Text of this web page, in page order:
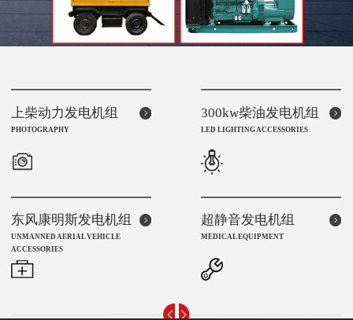
上柴动力发电机组
PHOTOGRAPHY
300kw柴油发电机组
LED LIGHTING ACCESSORIES
东风康明斯发电机组
UNMANNED AERIAL VEHICLE
ACCESSORIES
超静音发电机组
MEDICAL EQUIPMENT